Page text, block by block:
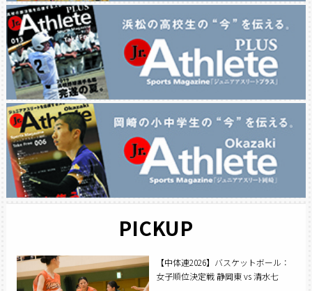
PICKUP
【中体連2026】バスケットボール：
女子順位決定戦 静岡東 vs 清水七